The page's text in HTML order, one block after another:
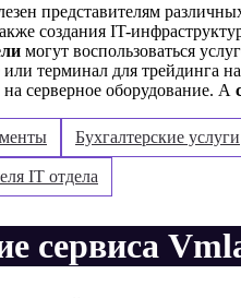
представителям
создания IT-
могут воспользоваться
или терминал для трейдинга
на серверное оборудование. А
Бухгалтерские услуги
IT отдела
сервиса